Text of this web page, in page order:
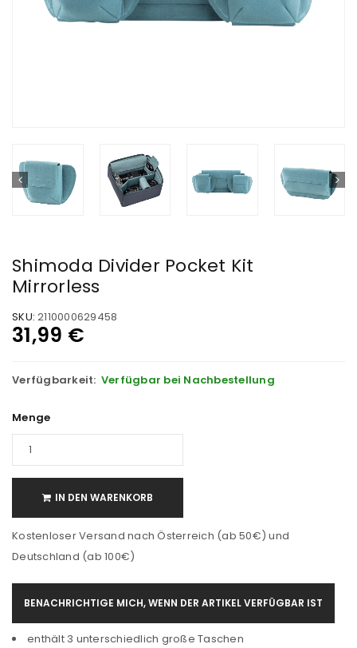
Shimoda Divider Pocket Kit
Mirrorless
SKU: 2110000629458
31,99 €
Verfügbarkeit: Verfügbar bei Nachbestellung
Menge
IN DEN WARENKORB
Kostenloser Versand nach Österreich (ab 50€) und
Deutschland (ab 100€)
BENACHRICHTIGE MICH, WENN DER ARTIKEL VERFÜGBAR IST
enthält 3 unterschiedlich große Taschen